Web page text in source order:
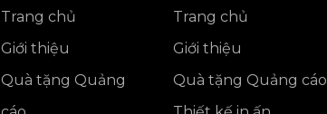
Trang chủ
Giới thiệu
Quà tặng Quảng
Trang chủ
Giới thiệu
Quà tặng Quảng cáo